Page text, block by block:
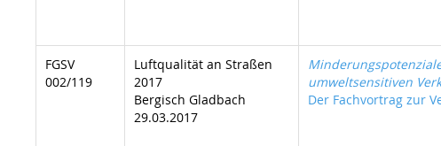
FGSV
002/119
Luftqualität an Straßen
2017
Bergisch Gladbach
29.03.2017
umweltsensitiven
Der Fachvortrag zur